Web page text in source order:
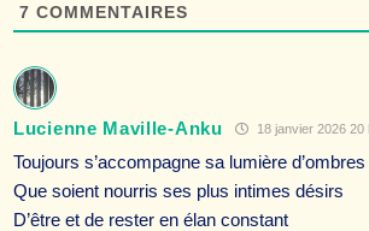
7 COMMENTAIRES
Lucienne Maville-Anku 18 janvier 2026 20
Toujours s’accompagne sa lumière d’ombres
Que soient nourris ses plus intimes désirs
D’être et de rester en élan constant